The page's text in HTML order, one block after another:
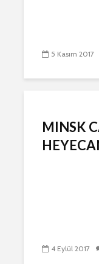
5 Kasım 2017
MINSK
4 Eylül 2017